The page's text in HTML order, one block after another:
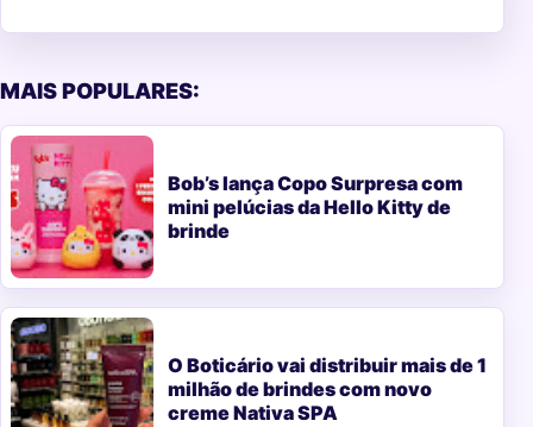
MAIS POPULARES:
Bob’s lança Copo Surpresa com
mini pelúcias da Hello Kitty de
brinde
O Boticário vai distribuir mais de 1
milhão de brindes com novo
creme Nativa SPA